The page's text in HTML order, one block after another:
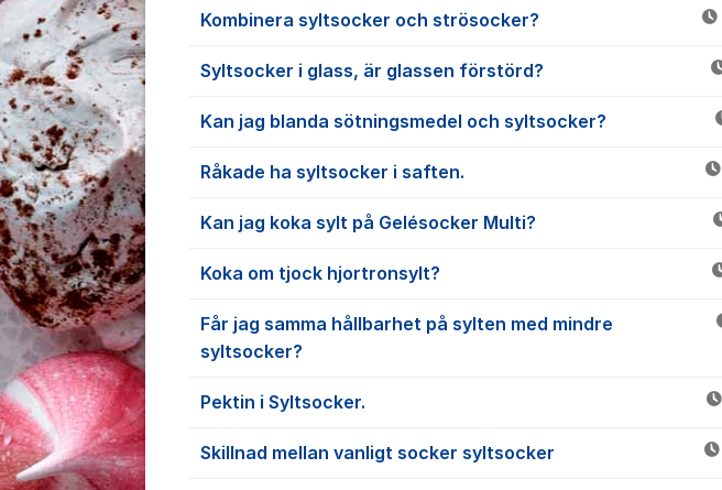
Kombinera syltsocker och strösocker?
Syltsocker i glass, är glassen förstörd?
Kan jag blanda sötningsmedel och syltsocker?
Råkade ha syltsocker i saften.
Kan jag koka sylt på Gelésocker Multi?
Koka om tjock hjortronsylt?
Får jag samma hållbarhet på sylten med mindre
syltsocker?
Pektin i Syltsocker.
Skillnad mellan vanligt socker syltsocker